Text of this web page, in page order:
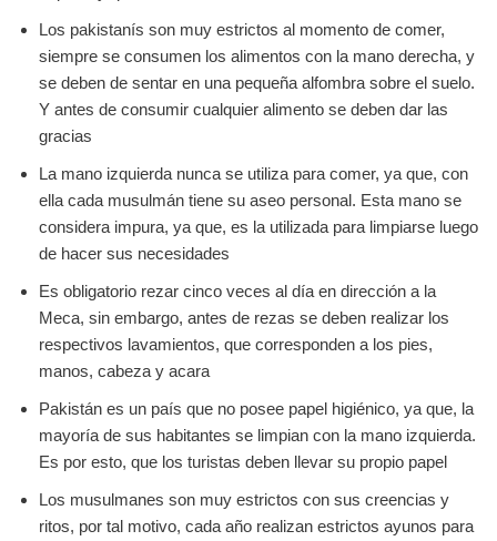
Los pakistanís son muy estrictos al momento de comer,
siempre se consumen los alimentos con la mano derecha, y
se deben de sentar en una pequeña alfombra sobre el suelo.
Y antes de consumir cualquier alimento se deben dar las
gracias
La mano izquierda nunca se utiliza para comer, ya que, con
ella cada musulmán tiene su aseo personal. Esta mano se
considera impura, ya que, es la utilizada para limpiarse luego
de hacer sus necesidades
Es obligatorio rezar cinco veces al día en dirección a la
Meca, sin embargo, antes de rezas se deben realizar los
respectivos lavamientos, que corresponden a los pies,
manos, cabeza y acara
Pakistán es un país que no posee papel higiénico, ya que, la
mayoría de sus habitantes se limpian con la mano izquierda.
Es por esto, que los turistas deben llevar su propio papel
Los musulmanes son muy estrictos con sus creencias y
ritos, por tal motivo, cada año realizan estrictos ayunos para